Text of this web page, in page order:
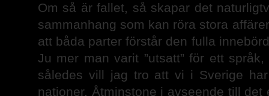
Om så är fallet, så skapar det
sammanhang som kan röra stora
att båda parter förstår den fulla
Ju mer man varit ”utsatt” för ett
således vill jag tro att vi i Sverige
nationer. Åtminstone i avseende till